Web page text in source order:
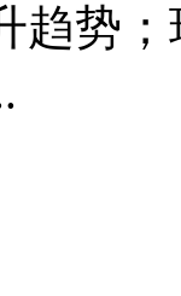
趋势